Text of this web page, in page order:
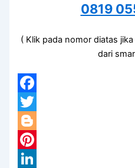
0819
( Klik pada nomor diatas
dari
Facebook
Twitter
Blogger
Pinterest